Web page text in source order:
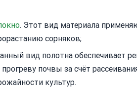
. Этот вид материала
сорняков;
вид полотна обеспечивает
почвы за счёт
культур.